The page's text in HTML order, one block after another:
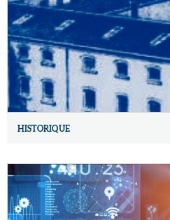
HISTORIQUE